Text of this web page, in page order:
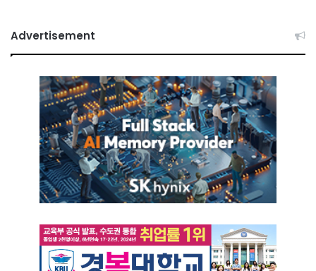
Advertisement